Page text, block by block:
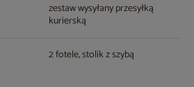
zestaw wysyłany przesyłką
kurierską
2 fotele, stolik z szybą